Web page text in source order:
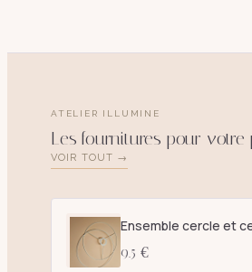
ATELIER ILLUMINE
Les fournitures pour votre
VOIR TOUT →
9.5 €